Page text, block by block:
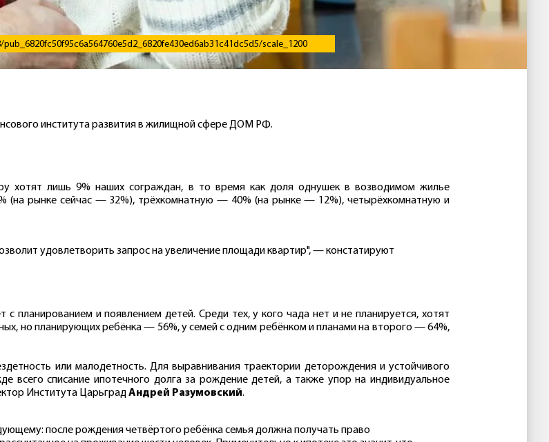
scale_1200
института развития в жилищной сфере ДОМ РФ.
хотят лишь 9% наших сограждан, в то время как доля однушек в возводимом жилье
(на рынке сейчас — 32%), трёхкомнатную — 40% (на рынке — 12%), четырёхкомнатную и
удовлетворить запрос на увеличение площади квартир", — констатируют
планированием и появлением детей. Среди тех, у кого чада нет и не планируется, хотят
но планирующих ребёнка — 56%, у семей с одним ребёнком и планами на второго — 64%,
или малодетность. Для выравнивания траектории деторождения и устойчивого
списание ипотечного долга за рождение детей, а также упор на индивидуальное
Института ЦарьградАндрей Разумовский.
после рождения четвёртого ребёнка семья должна получать право